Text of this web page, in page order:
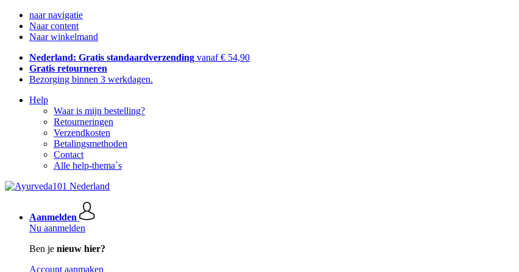
naar navigatie
Naar content
Naar winkelmand
Nederland: Gratis standaardverzending vanaf € 54,90
Gratis retourneren
Bezorging binnen 3 werkdagen.
Help
Waar is mijn bestelling?
Retourneringen
Verzendkosten
Betalingsmethoden
Contact
Alle help-thema`s
Aanmelden
Nu aanmelden
Ben je nieuw hier?
Account aanmaken